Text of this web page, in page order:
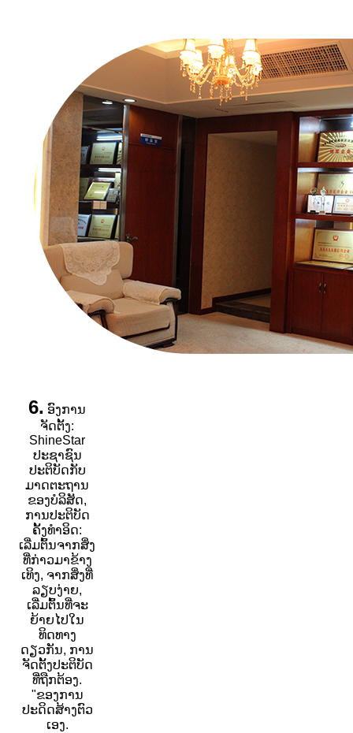
6. ອົງການ
ຈັດຕັ້ງ:
ShineStar
ປະຊາຊົນ
ປະຕິບັດກັບ
ມາດຕະຖານ
ຂອງບໍລິສັດ,
ການປະຕິບັດ
ຄັ້ງທໍາອິດ:
ເລີ່ມຕົ້ນຈາກສິ່ງ
ທີ່ກ່າວມາຂ້າງ
ເທິງ, ຈາກສິ່ງທີ່
ລຽບງ່າຍ,
ເລີ່ມຕົ້ນທີ່ຈະ
ຍ້າຍໄປໃນ
ທິດທາງ
ດຽວກັນ, ການ
ຈັດຕັ້ງປະຕິບັດ
ທີ່ຖືກຕ້ອງ.
"ຂອງການ
ປະດິດສ້າງຕົວ
ເອງ.